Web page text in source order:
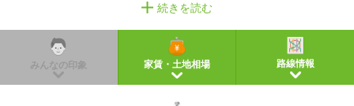
※経路情報、所要時間情報は平日・日中の標準的な所要時間での乗り換え経路を採用していま
続きを読む
みんなの印象 家賃・土地相場 路線情報